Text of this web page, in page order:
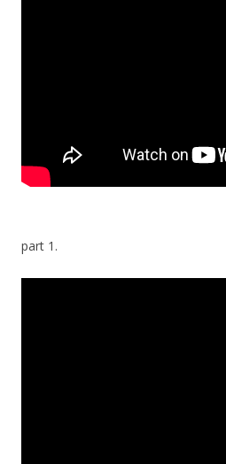
part 1.